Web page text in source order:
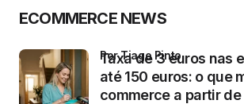
ECOMMERCE NEWS
Taxa de 3 euros nas
até 150 euros: o que
commerce a partir de
por Tiago Pinto